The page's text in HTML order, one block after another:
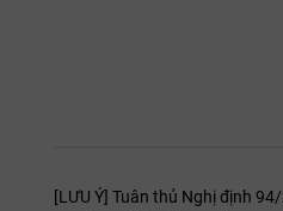
[LƯU Ý] Tuân thủ Nghị định